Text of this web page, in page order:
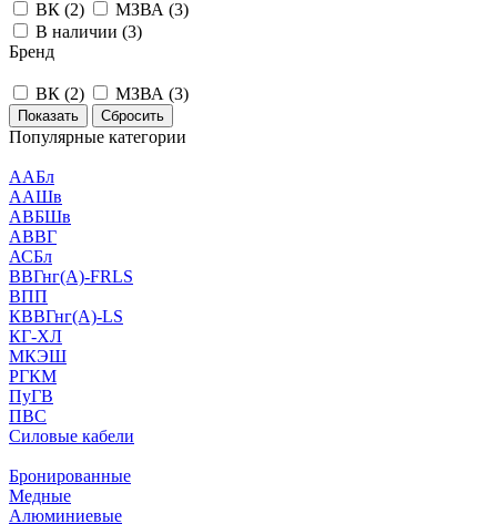
ВК (2) МЗВА (3)
В наличии (3)
Бренд
ВК (2) МЗВА (3)
Сбросить
Популярные категории
ААБл
ААШв
АВБШв
АВВГ
АСБл
ВВГнг(А)-FRLS
ВПП
КВВГнг(А)-LS
КГ-ХЛ
МКЭШ
РГКМ
ПуГВ
ПВС
Силовые кабели
Бронированные
Медные
Алюминиевые